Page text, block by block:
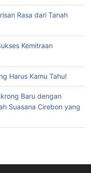
Rasa dari Tanah
Kemitraan
Harus Kamu Tahu!
Baru dengan
Suasana Cirebon yang